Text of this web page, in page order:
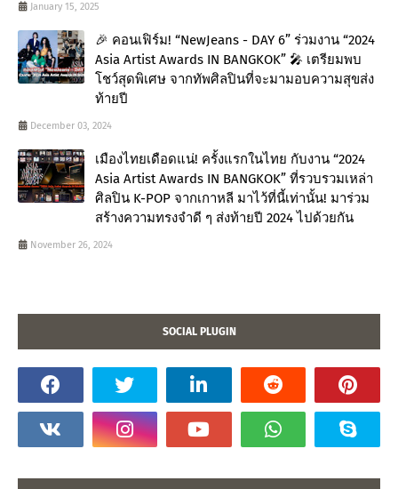
January 15, 2025
🎉 คอนเฟิร์ม! “NewJeans - DAY 6” ร่วมงาน “2024
Asia Artist Awards IN BANGKOK” 🎤 เตรียมพบ
โชว์สุดพิเศษ จากทัพศิลปินที่จะมามอบความสุขส่ง
ท้ายปี
December 03, 2024
เมืองไทยเดือดแน่! ครั้งแรกในไทย กับงาน “2024
Asia Artist Awards IN BANGKOK” ที่รวบรวมเหล่า
ศิลปิน K-POP จากเกาหลี มาไว้ที่นี้เท่านั้น! มาร่วม
สร้างความทรงจำดี ๆ ส่งท้ายปี 2024 ไปด้วยกัน
November 26, 2024
SOCIAL PLUGIN